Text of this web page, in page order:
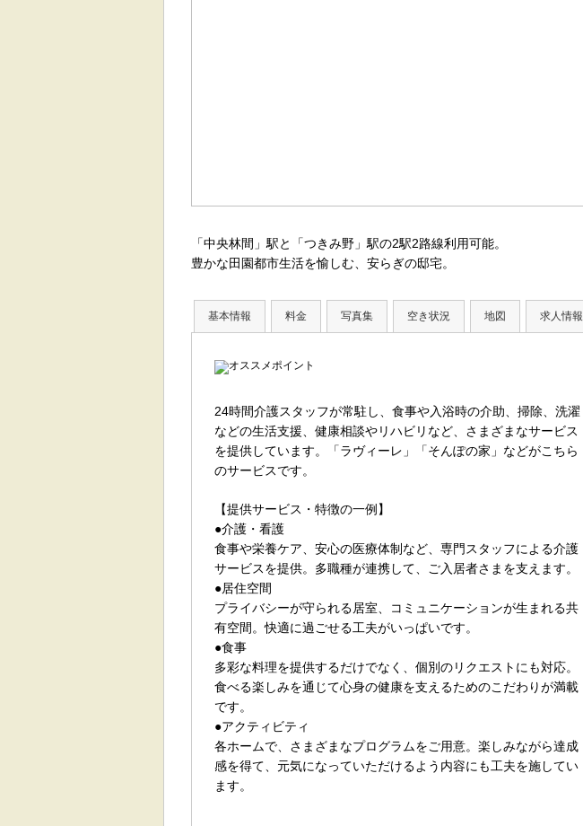
「中央林間」駅と「つきみ野」駅の2駅2路線利用可能。
豊かな田園都市生活を愉しむ、安らぎの邸宅。
基本情報 料金 写真集 空き状況 地図 求人情報
24時間介護スタッフが常駐し、食事や入浴時の介助、掃除、洗濯
などの生活支援、健康相談やリハビリなど、さまざまなサービス
を提供しています。「ラヴィーレ」「そんぽの家」などがこちら
のサービスです。
【提供サービス・特徴の一例】
●介護・看護
食事や栄養ケア、安心の医療体制など、専門スタッフによる介護
サービスを提供。多職種が連携して、ご入居者さまを支えます。
●居住空間
プライバシーが守られる居室、コミュニケーションが生まれる共
有空間。快適に過ごせる工夫がいっぱいです。
●食事
多彩な料理を提供するだけでなく、個別のリクエストにも対応。
食べる楽しみを通じて心身の健康を支えるためのこだわりが満載
です。
●アクティビティ
各ホームで、さまざまなプログラムをご用意。楽しみながら達成
感を得て、元気になっていただけるよう内容にも工夫を施してい
ます。